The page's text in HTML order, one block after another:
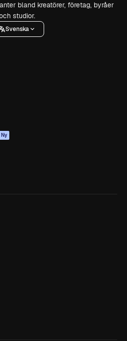
bland kreatörer, företag, byråer
studior.
Svenska
Ny